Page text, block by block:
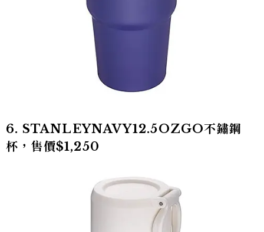
6. STANLEYNAVY12.5OZGO不鏽鋼
杯，售價$1,250